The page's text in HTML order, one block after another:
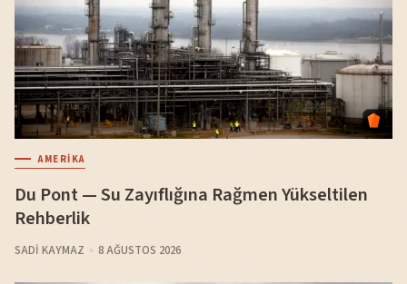
AMERIKA
Du Pont — Su Zayıflığına Rağmen Yükseltilen
Rehberlik
SADI KAYMAZ 8 AĞUSTOS 2026